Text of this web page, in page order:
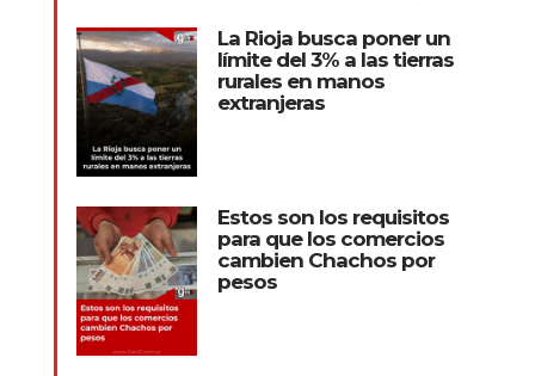
La Rioja busca poner un
límite del 3% a las tierras
rurales en manos
extranjeras
Estos son los requisitos
para que los comercios
cambien Chachos por
pesos